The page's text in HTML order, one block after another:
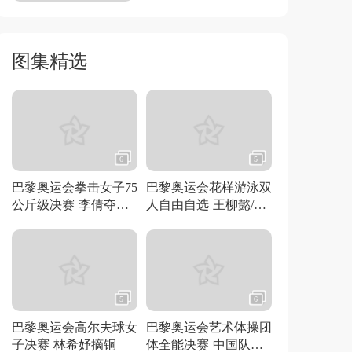
图集精选
6
巴黎奥运会拳击女子75
公斤级决赛 李倩夺得
5
巴黎奥运会花样游泳双
人自由自选 王柳懿/王
5
巴黎奥运会高尔夫球女
子决赛 林希妤摘铜
6
巴黎奥运会艺术体操团
体全能决赛 中国队夺